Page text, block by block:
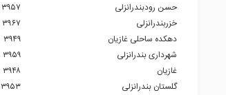
حسن رودبندرانزلی
۳۹۵۷
خزربندرانزلی
۳۹۶۷
دهکده ساحلی غازیان
۳۹۴۹
شهرداری بندرانزلی
۳۹۵۹
غازیان
۳۹۴۸
گلستان بندرانزلی
۳۹۵۳